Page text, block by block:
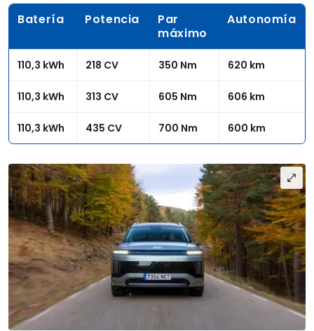
Batería Potencia
Par
máximo
Autonomía
110,3 kWh 218 CV 350 Nm 620 km
110,3 kWh 313 CV 605 Nm 606 km
110,3 kWh 435 CV 700 Nm 600 km